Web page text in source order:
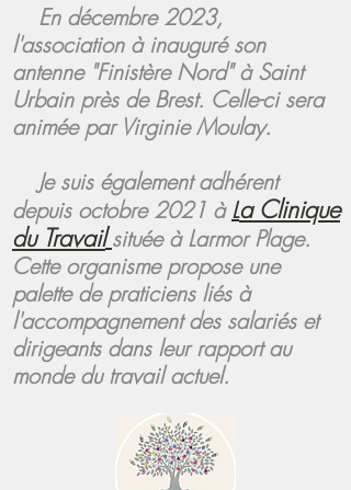
En décembre 2023,
l'association à inauguré son
antenne "Finistère Nord" à Saint
Urbain près de Brest. Celle-ci sera
animée par Virginie Moulay.
Je suis égalementadhérent
depuis octobre 2021 àLa Clinique
du Travail située à Larmor Plage.
Cette organisme propose une
palette de praticiens liés à
l'accompagnement des salariés et
dirigeants dans leur rapport au
monde du travail actuel.